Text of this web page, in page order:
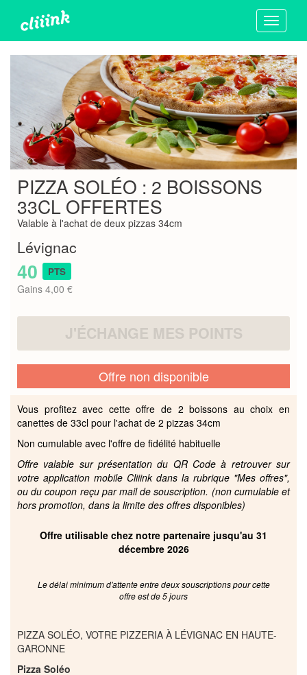
Toggle
PIZZA SOLÉO : 2 BOISSONS
33CL OFFERTES
Valable à l'achat de deux pizzas 34cm
Lévignac
40 PTS
Gains 4,00 €
J'ÉCHANGE MES POINTS
Offre non disponible
Vous profitez avec cette offre de 2 boissons au choix en
canettes de 33cl pour l'achat de 2 pizzas 34cm
Non cumulable avec l'offre de fidélité habituelle
Offre valable sur présentation du QR Code à retrouver sur
votre application mobile Cliiink dans la rubrique "Mes offres",
ou du coupon reçu par mail de souscription. (non cumulable et
hors promotion, dans la limite des offres disponibles)
Offre utilisable chez notre partenaire jusqu'au 31
décembre 2026
Le délai minimum d'attente entre deux souscriptions pour cette
offre est de 5 jours
PIZZA SOLÉO, VOTRE PIZZERIA À LÉVIGNAC EN HAUTE-
GARONNE
Pizza Soléo